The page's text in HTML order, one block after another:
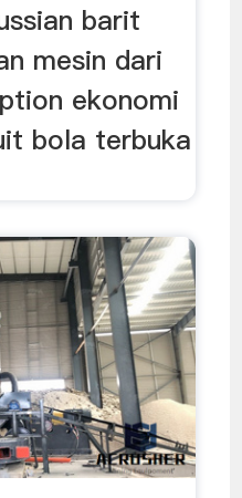
barit
mesin dari
ekonomi
bola terbuka